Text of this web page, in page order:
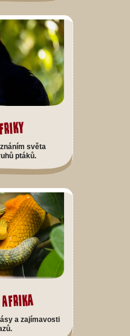
světa
ptáků.
Afrika
a zajímavosti